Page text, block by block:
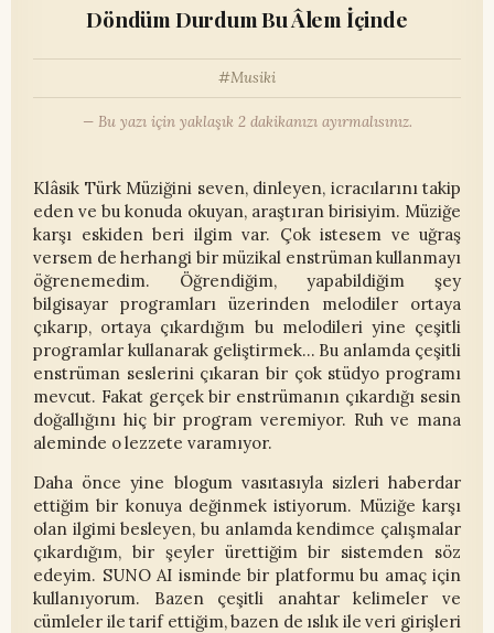
Döndüm Durdum Bu Âlem İçinde
Musiki
— Bu yazı için yaklaşık 2 dakikanızı ayırmalısınız.
Klâsik Türk Müziğini seven, dinleyen, icracılarını takip
eden ve bu konuda okuyan, araştıran birisiyim. Müziğe
karşı eskiden beri ilgim var. Çok istesem ve uğraş
versem de herhangi bir müzikal enstrüman kullanmayı
öğrenemedim. Öğrendiğim, yapabildiğim şey
bilgisayar programları üzerinden melodiler ortaya
çıkarıp, ortaya çıkardığım bu melodileri yine çeşitli
programlar kullanarak geliştirmek... Bu anlamda çeşitli
enstrüman seslerini çıkaran bir çok stüdyo programı
mevcut. Fakat gerçek bir enstrümanın çıkardığı sesin
doğallığını hiç bir program veremiyor. Ruh ve mana
aleminde o lezzete varamıyor.
Daha önce yine blogum vasıtasıyla sizleri haberdar
ettiğim bir konuya değinmek istiyorum. Müziğe karşı
olan ilgimi besleyen, bu anlamda kendimce çalışmalar
çıkardığım, bir şeyler ürettiğim bir sistemden söz
edeyim. SUNO AI isminde bir platformu bu amaç için
kullanıyorum. Bazen çeşitli anahtar kelimeler ve
cümleler ile tarif ettiğim, bazen de ıslık ile veri girişleri